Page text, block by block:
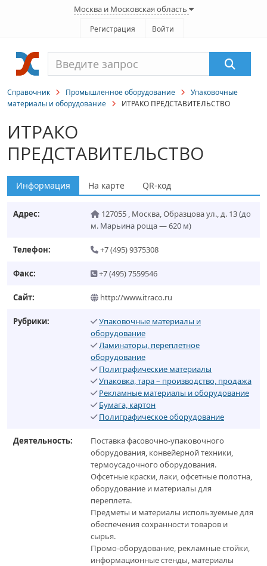
Москва и Московская область
Регистрация Войти
Справочник Промышленное оборудование
Упаковочные
материалы и оборудование
ИТРАКО ПРЕДСТАВИТЕЛЬСТВО
ИТРАКО
ПРЕДСТАВИТЕЛЬСТВО
Информация На карте QR-код
Адрес: 127055 , Москва,Образцова ул., д. 13(до
м. Марьина роща — 620 м)
Телефон: +7 (495) 9375308
Факс: +7 (495) 7559546
Сайт: http://www.itraco.ru
Рубрики:
Упаковочные материалы и
оборудование
Ламинаторы, переплетное
оборудование
Полиграфические материалы
Упаковка, тара – производство, продажа
Рекламные материалы и оборудование
Бумага, картон
Полиграфическое оборудование
Деятельность:
Поставка фасовочно-упаковочного
оборудования, конвейерной техники,
термоусадочного оборудования.
Офсетные краски, лаки, офсетные полотна,
оборудование и материалы для
переплета.
Предметы и материалы используемые для
обеспечения сохранности товаров и
сырья.
Промо-оборудование, рекламные стойки,
информационные стенды, материалы